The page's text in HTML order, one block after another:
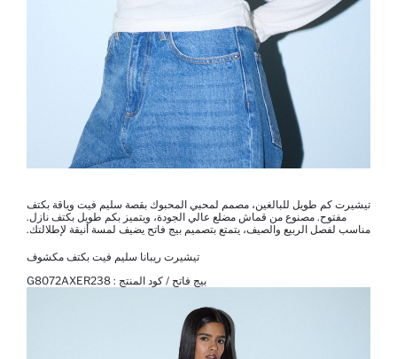
تيشيرت كم طويل للبالغين، مصمم لمحبي المحبوك بقصة سليم فيت وياقة بكتف
مفتوح. مصنوع من قماش مضلع عالي الجودة، ويتميز بكم طويل بكتف نازل.
مناسب لفصل الربيع والصيف، يتمتع بتصميم بيج فاتح يضيف لمسة أنيقة لإطلالتك.
تيشيرت ريبانا سليم فيت بكتف مكشوف
بيج فاتح / كود المنتج : G8072AXER238